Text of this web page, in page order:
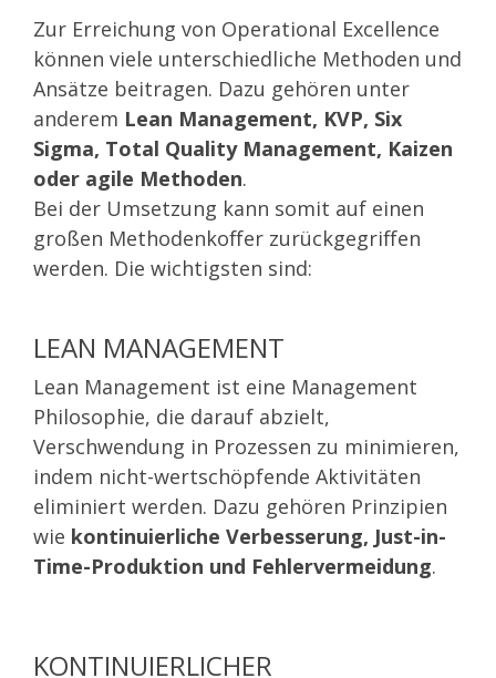
Zur Erreichung von Operational Excellence
können viele unterschiedliche Methoden und
Ansätze beitragen. Dazu gehören unter
anderem Lean Management, KVP, Six
Sigma, Total Quality Management, Kaizen
oder agile Methoden.
Bei der Umsetzung kann somit auf einen
großen Methodenkoffer zurückgegriffen
werden. Die wichtigsten sind:
LEAN MANAGEMENT
Lean Management ist eine Management
Philosophie, die darauf abzielt,
Verschwendung in Prozessen zu minimieren,
indem nicht-wertschöpfende Aktivitäten
eliminiert werden. Dazu gehören Prinzipien
wie kontinuierliche Verbesserung, Just-in-
Time-Produktion und Fehlervermeidung.
KONTINUIERLICHER